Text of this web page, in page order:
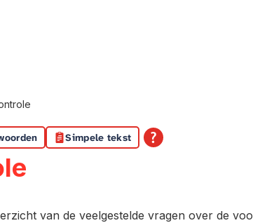
Simpele tekst
van de veelgestelde vragen over de